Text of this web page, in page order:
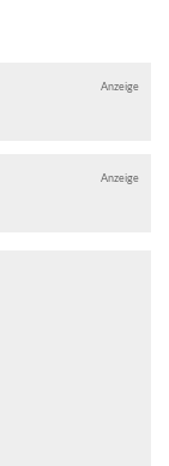
Anzeige
Anzeige